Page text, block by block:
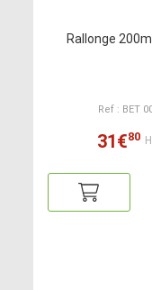
Rallonge
Ref : BET
31€80